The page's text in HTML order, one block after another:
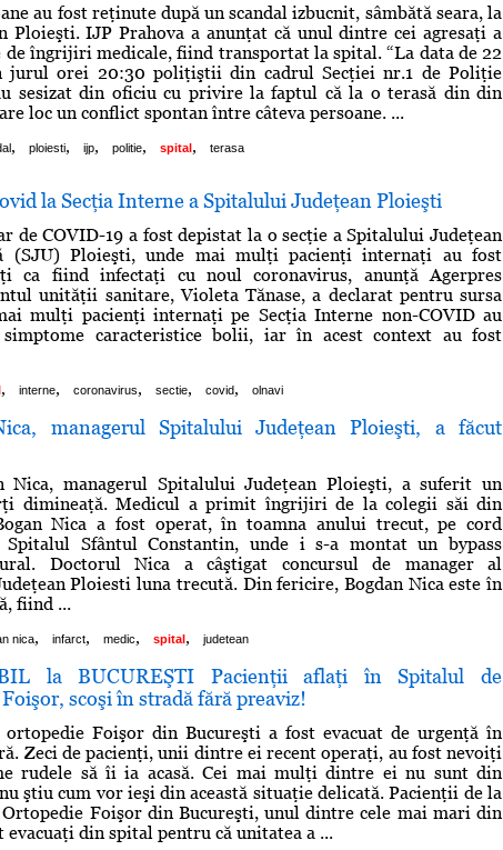
au fost reţinute după un scandal izbucnit, sâmbătă seara, la
Ploieşti. IJP Prahova a anunţat că unul dintre cei agresaţi a
de îngrijiri medicale, fiind transportat la spital. “La data de 22
jurul orei 20:30 poliţiştii din cadrul Secţiei nr.1 de Poliţie
sesizat din oficiu cu privire la faptul că la o terasă din din
loc un conflict spontan între câteva persoane. ...
, ploiesti, ijp, politie, spital, terasa
la Secţia Interne a Spitalului Judeţean Ploieşti
de COVID-19 a fost depistat la o secţie a Spitalului Judeţean
(SJU) Ploieşti, unde mai mulţi pacienţi internaţi au fost
ca fiind infectaţi cu noul coronavirus, anunţă Agerpres
unităţii sanitare, Violeta Tănase, a declarat pentru sursa
mulţi pacienţi internaţi pe Secţia Interne non-COVID au
simptome caracteristice bolii, iar în acest context au fost
, interne, coronavirus, sectie, covid, olnavi
managerul Spitalului Judeţean Ploieşti, a făcut
Nica, managerul Spitalului Judeţean Ploieşti, a suferit un
dimineaţă. Medicul a primit îngrijiri de la colegii săi din
Nica a fost operat, în toamna anului trecut, pe cord
Spitalul Sfântul Constantin, unde i s-a montat un bypass
Doctorul Nica a câştigat concursul de manager al
Ploiesti luna trecută. Din fericire, Bogdan Nica este în
fiind ...
nica, infarct, medic, spital, judetean
la BUCUREŞTI Pacienţii aflaţi în Spitalul de
scoşi în stradă fără preaviz!
Foişor din Bucureşti a fost evacuat de urgenţă în
Zeci de pacienţi, unii dintre ei recent operaţi, au fost nevoiţi
rudele să îi ia acasă. Cei mai mulţi dintre ei nu sunt din
ştiu cum vor ieşi din această situaţie delicată. Pacienţii de la
Foişor din Bucureşti, unul dintre cele mai mari din
evacuaţi din spital pentru că unitatea a ...